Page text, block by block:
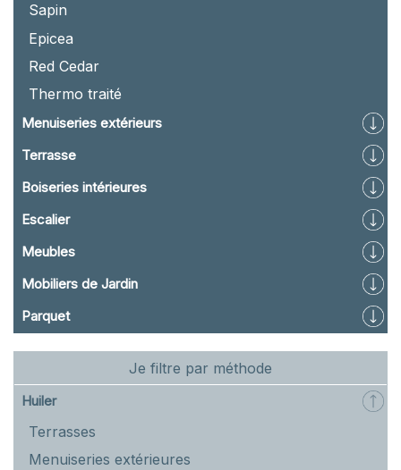
Sapin
Epicea
Red Cedar
Thermo traité
Menuiseries extérieurs
Terrasse
Boiseries intérieures
Escalier
Meubles
Mobiliers de Jardin
Parquet
Je filtre par méthode
Huiler
Terrasses
Menuiseries extérieures